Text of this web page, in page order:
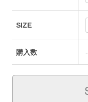
SIZE
購入数 -